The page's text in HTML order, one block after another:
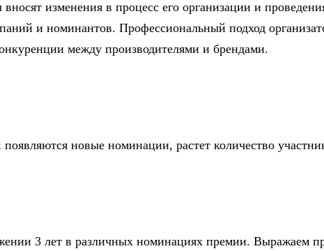
изменения в процесс его организации и
и номинантов. Профессиональный подход
между производителями и брендами.
новые номинации, растет количество
3 лет в различных номинациях премии. Выражаем